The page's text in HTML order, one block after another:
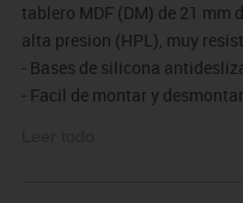
tablero MDF (DM) de 21 mm
alta presion (HPL), muy
- Bases de silicona
- Facil de montar y